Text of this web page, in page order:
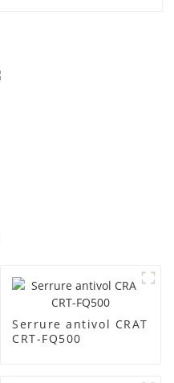
Serrure antivol CRAT
CRT-FQ500